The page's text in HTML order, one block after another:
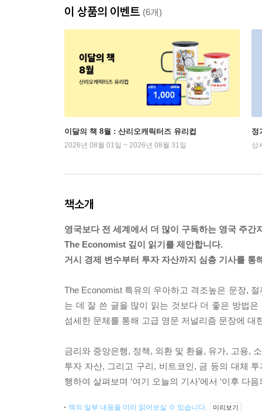
이 상품의 이벤트 (6개)
이달의 책 8월 : 산리오캐릭터즈 유리컵
2026년 08월 01일 ~ 2026년 08월 31일
정
상
책소개
영국보다 전 세계에서 더 많이 구독하는 영국 주간
The Economist 깊이 읽기를 제안합니다.
거시 경제 변수부터 투자 자산까지 심층 기사를 통
The Economist 특유의 우아하고 격조높은 문장,
는 데 잘 쓴 글을 많이 읽는 것보다 더 좋은 방법
섬세한 문체를 통해 고급 영문 저널리즘 문장에 대
금리와 중앙은행, 정책, 외환 및 환율, 유가, 고용,
투자 자산, 그리고 구리, 비트코인, 금 등의 대체
행하여 살펴보며 ‘여기 오늘의 기사’에서 ‘이후 다
책의 일부 내용을 미리 읽어보실 수 있습니다. 미리보기